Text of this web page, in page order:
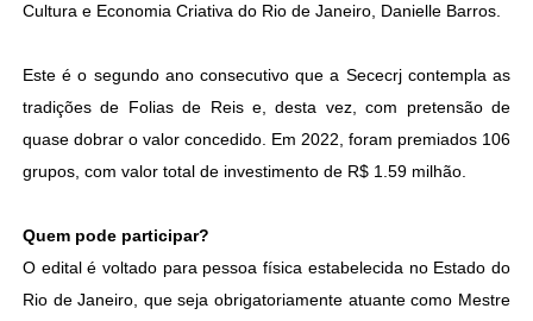
Cultura e Economia Criativa do Rio de Janeiro, Danielle Barros.
Este é o segundo ano consecutivo que a Sececrj contempla as
tradições de Folias de Reis e, desta vez, com pretensão de
quase dobrar o valor concedido. Em 2022, foram premiados 106
grupos, com valor total de investimento de R$ 1.59 milhão.
Quem pode participar?
O edital é voltado para pessoa física estabelecida no Estado do
Rio de Janeiro, que seja obrigatoriamente atuante como Mestre